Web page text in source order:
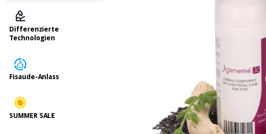
Differenzierte
Technologien
Fisaude-Anlass
SUMMER SALE